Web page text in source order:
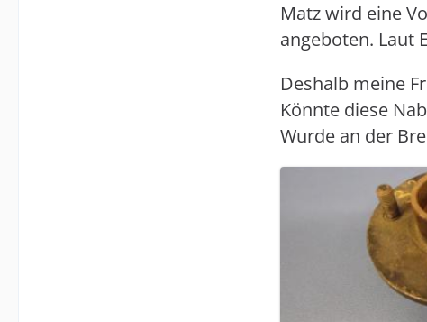
Matz wird eine
angeboten. Laut
Deshalb meine
Könnte diese
Wurde an der